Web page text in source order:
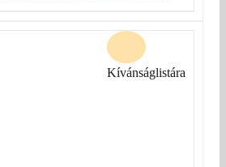
Kívánságlistára